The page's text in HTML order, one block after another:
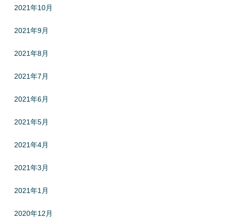
2021年10月
2021年9月
2021年8月
2021年7月
2021年6月
2021年5月
2021年4月
2021年3月
2021年1月
2020年12月